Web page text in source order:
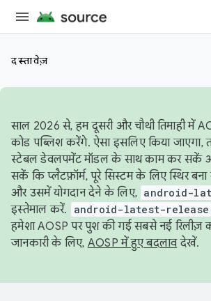
दस्तावेज़
साल 2026 से, हम दूसरी और चौथी तिमाही में
कोड पब्लिश करेंगे. ऐसा इसलिए किया जाएगा,
स्टेबल डेवलपमेंट मॉडल के साथ काम कर सकें
सकें कि प्लैटफ़ॉर्म, पूरे सिस्टम के लिए स्थिर बना
और उसमें योगदान देने के लिए, android-
इस्तेमाल करें.
android-latest-release
हमेशा AOSP पर पुश की गई सबसे नई रिलीज़
जानकारी के लिए, AOSP में हुए बदलावदेखें.